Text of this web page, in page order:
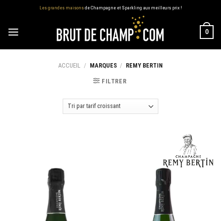
Les grandes maisonsde Champagne et Sparkling aux meilleurs prix !
0
ACCUEIL / MARQUES / REMY BERTIN
FILTRER